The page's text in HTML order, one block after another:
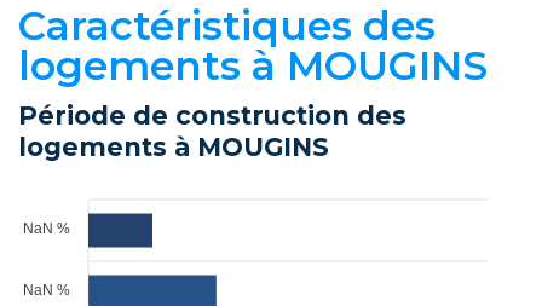
Caractéristiques des
logements à MOUGINS
Période de construction des
logements à MOUGINS
NaN %
NaN %